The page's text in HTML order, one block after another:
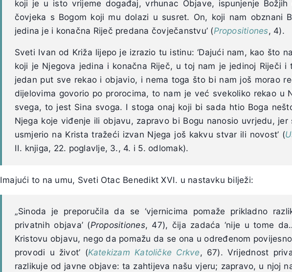
koji je u isto vrijeme događaj, vrhunac Objave, ispunjenje Božjih
čovjeka s Bogom koji mu dolazi u susret. On, koji nam obznani
jedina je i konačna Riječ predana čovječanstvu’ (Propositiones, 4).
Sveti Ivan od Križa lijepo je izrazio tu istinu: ‘Dajući nam, kao što
koji je Njegova jedina i konačna Riječ, u toj nam je jedinoj Riječi i
jedan put sve rekao i objavio, i nema toga što bi nam još morao
dijelovima govorio po prorocima, to nam je već svekoliko rekao u
svega, to jest Sina svoga. I stoga onaj koji bi sada htio Boga
Njega koje viđenje ili objavu, zapravo bi Bogu nanosio uvrjedu,
usmjerio na Krista tražeći izvan Njega još kakvu stvar ili novost’ (
II. knjiga, 22. poglavlje, 3., 4. i 5. odlomak).
Imajući to na umu, Sveti Otac Benedikt XVI. u nastavku bilježi:
„Sinoda je preporučila da se ‘vjernicima pomaže prikladno
privatnih objava’ (Propositiones, 47), čija zadaća ‘nije u tome
Kristovu objavu, nego da pomažu da se ona u određenom
provodi u život’ (Katekizam Katoličke Crkve, 67). Vrijednost
razlikuje od javne objave: ta zahtijeva našu vjeru; zapravo, u njoj